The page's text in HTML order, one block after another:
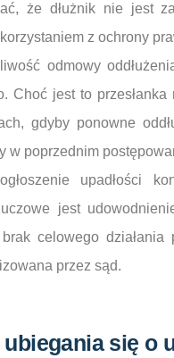
że dłużnik nie jest
z ochrony
odmowy
Choć jest to
gdyby ponowne
w poprzednim
upadłości
jest
celowego działania
przez sąd.
się o